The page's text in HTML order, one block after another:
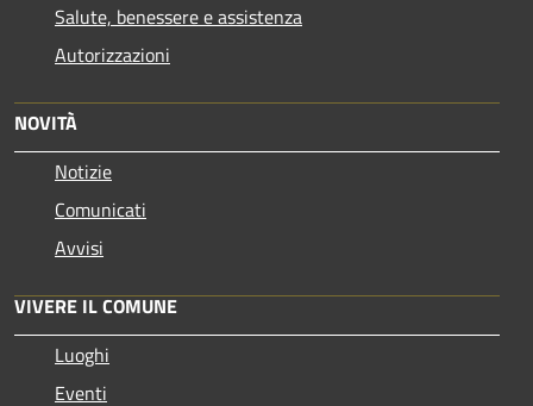
Salute, benessere e assistenza
Autorizzazioni
NOVITÀ
Notizie
Comunicati
Avvisi
VIVERE IL COMUNE
Luoghi
Eventi